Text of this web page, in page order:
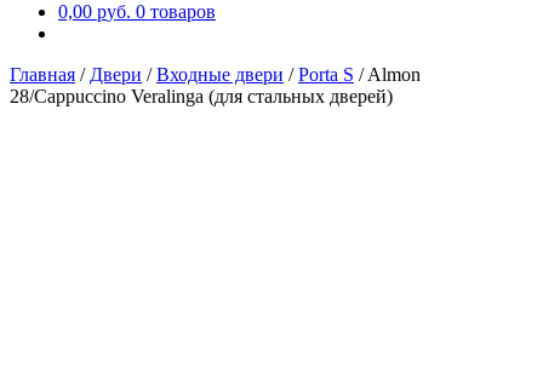
0,00 руб. 0 товаров
Главная / Двери /Входные двери /Porta S /Almon
28/Cappuccino Veralinga (для стальных дверей)